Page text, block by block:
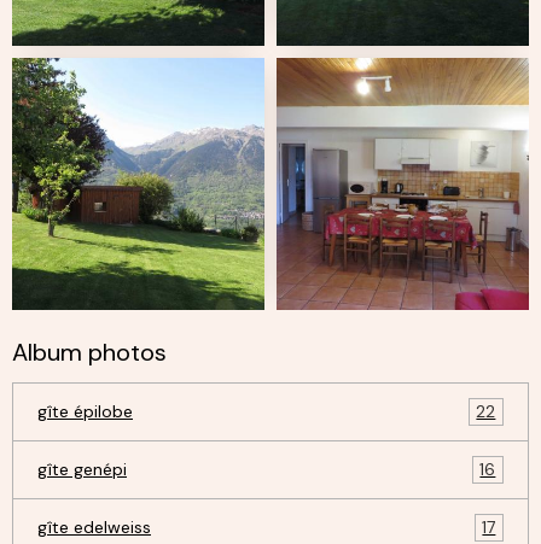
Album photos
gîte épilobe 22
gîte genépi 16
gîte edelweiss 17